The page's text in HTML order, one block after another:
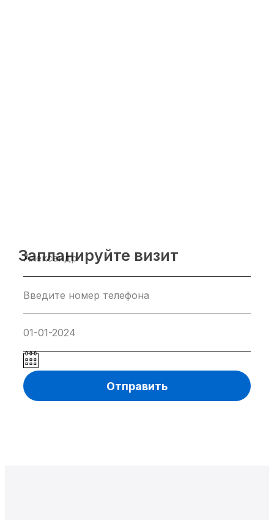
Запланируйте визит
Отправить